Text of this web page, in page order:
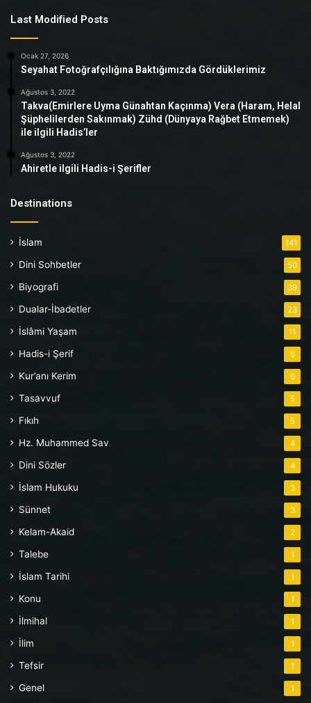
Last Modified Posts
Ocak 27, 2026
Seyahat Fotoğrafçılığına Baktığımızda Gördüklerimiz
Ağustos 3, 2022
Takva(Emirlere Uyma Günahtan Kaçınma) Vera (Haram, Helal
Şüphelilerden Sakınmak) Zühd (Dünyaya Rağbet Etmemek)
ile ilgili Hadis’ler
Ağustos 3, 2022
Ahiretle ilgili Hadis-i Şerifler
Destinations
İslam 141
Dini Sohbetler 50
Biyografi 39
Dualar-İbadetler 23
İslâmi Yaşam 11
Hadis-i Şerif 6
Kur’anı Kerim 6
Tasavvuf 5
Fıkıh 5
Hz. Muhammed Sav 4
Dini Sözler 4
İslam Hukuku 3
Sünnet 3
Kelam-Akaid 2
Talebe 1
İslam Tarihi 1
Konu 1
İlmihal 1
İlim 1
Tefsir 1
Genel 1